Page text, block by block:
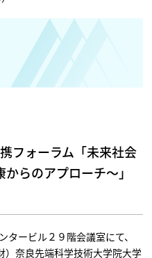
フォーラム「未来社会
らのアプローチ～」
ービル２９階会議室にて、
）奈良先端科学技術大学院大学